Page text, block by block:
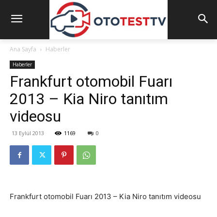
Ana Sayfa Haberler
Haberler
Frankfurt otomobil Fuarı
2013 – Kia Niro tanıtım
videosu
13 Eylül 2013 1169 0
Frankfurt otomobil Fuarı 2013 – Kia Niro tanıtım videosu